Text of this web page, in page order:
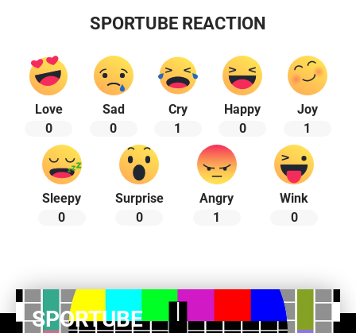
SPORTUBE REACTION
Love
0
Sad
0
Cry
1
Happy
0
Joy
1
Sleepy
0
Surprise
0
Angry
1
Wink
0
SPORTUBE